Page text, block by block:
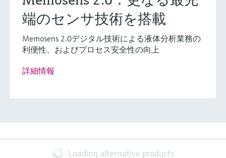
端のセンサ技術を搭載
Memosens 2.0デジタル技術による液体分析業務の
利便性、およびプロセス安全性の向上
詳細情報
Loading alternative products